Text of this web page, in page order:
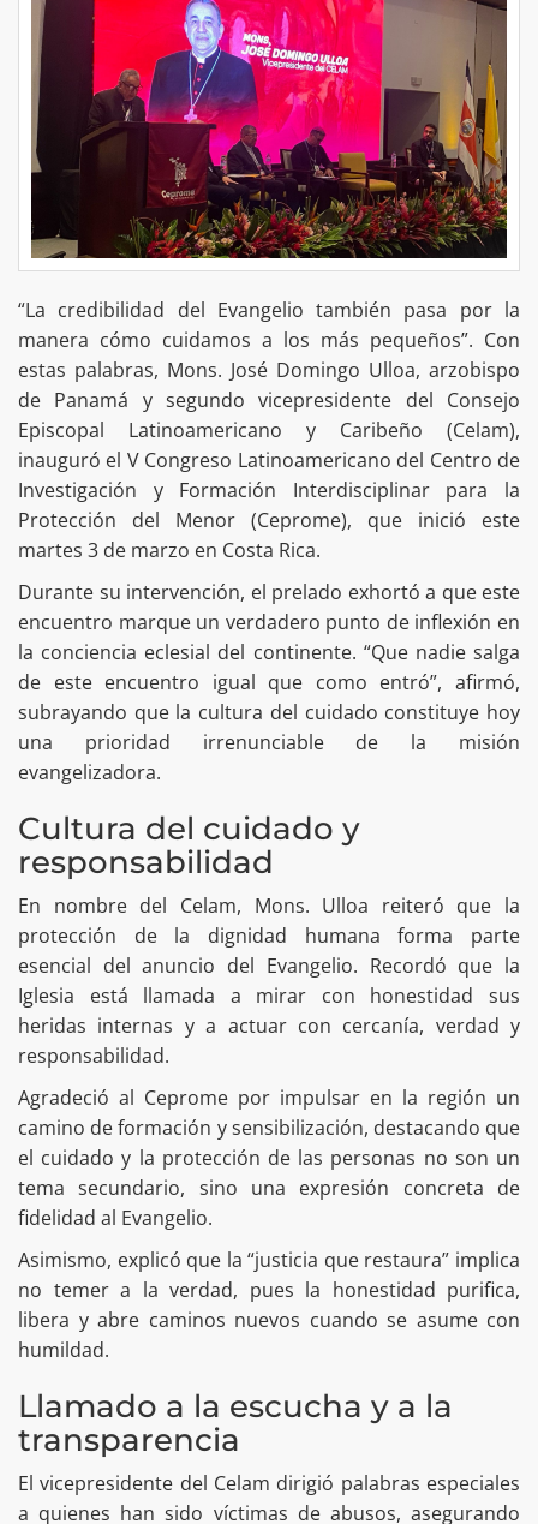
“La credibilidad del Evangelio también pasa por la
manera cómo cuidamos a los más pequeños”. Con
estas palabras, Mons. José Domingo Ulloa, arzobispo
de Panamá y segundo vicepresidente del Consejo
Episcopal Latinoamericano y Caribeño (Celam),
inauguró el V Congreso Latinoamericano del Centro de
Investigación y Formación Interdisciplinar para la
Protección del Menor (Ceprome), que inició este
martes 3 de marzo en Costa Rica.
Durante su intervención, el prelado exhortó a que este
encuentro marque un verdadero punto de inflexión en
la conciencia eclesial del continente. “Que nadie salga
de este encuentro igual que como entró”, afirmó,
subrayando que la cultura del cuidado constituye hoy
una prioridad irrenunciable de la misión
evangelizadora.
Cultura del cuidado y
responsabilidad
En nombre del Celam, Mons. Ulloa reiteró que la
protección de la dignidad humana forma parte
esencial del anuncio del Evangelio. Recordó que la
Iglesia está llamada a mirar con honestidad sus
heridas internas y a actuar con cercanía, verdad y
responsabilidad.
Agradeció al Ceprome por impulsar en la región un
camino de formación y sensibilización, destacando que
el cuidado y la protección de las personas no son un
tema secundario, sino una expresión concreta de
fidelidad al Evangelio.
Asimismo, explicó que la “justicia que restaura” implica
no temer a la verdad, pues la honestidad purifica,
libera y abre caminos nuevos cuando se asume con
humildad.
Llamado a la escucha y a la
transparencia
El vicepresidente del Celam dirigió palabras especiales
a quienes han sido víctimas de abusos, asegurando